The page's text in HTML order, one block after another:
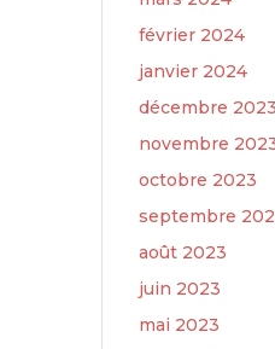
février 2024
janvier 2024
décembre 2023
novembre
octobre 2023
septembre
août 2023
juin 2023
mai 2023